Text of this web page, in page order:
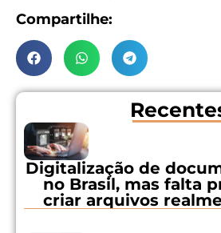
Compartilhe:
Digitalização de
no Brasil, mas falta
criar arquivos